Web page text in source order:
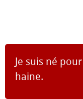
Je suis né
haine.